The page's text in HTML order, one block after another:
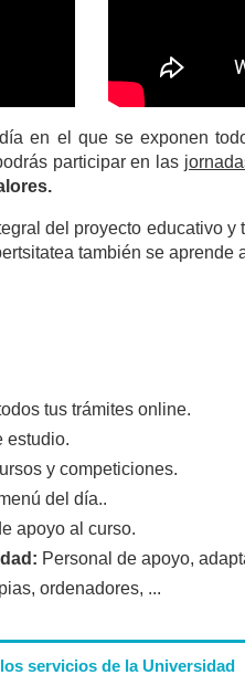
en el que se exponen
participar en las
del proyecto educativo
también se aprende
tus trámites online.
estudio.
y competiciones.
del día..
apoyo al curso.
Personal de apoyo,
ordenadores, ...
servicios de la Universidad